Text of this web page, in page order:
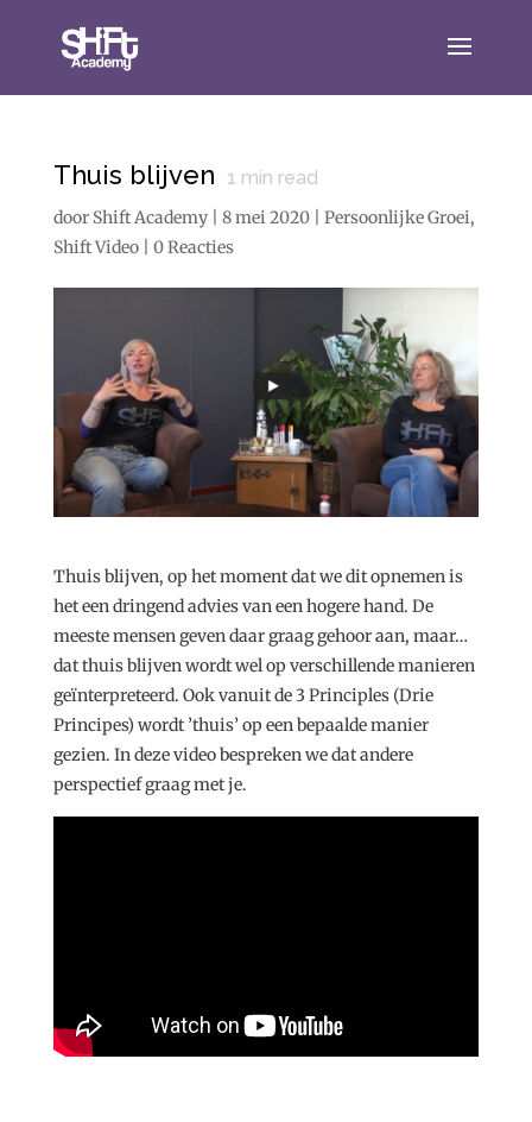
Thuis blijven 1 min read
door Shift Academy| 8 mei 2020| Persoonlijke Groei,
Shift Video| 0 Reacties
Thuis blijven, op het moment dat we dit opnemen is
het een dringend advies van een hogere hand. De
meeste mensen geven daar graag gehoor aan, maar…
dat thuis blijven wordt wel op verschillende manieren
geïnterpreteerd. Ook vanuit de 3 Principles (Drie
Principes) wordt ’thuis’ op een bepaalde manier
gezien. In deze video bespreken we dat andere
perspectief graag met je.